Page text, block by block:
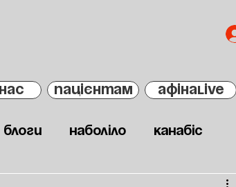
ПАЦІЄНТАМ АфінаLIVE
Блоги Наболіло Канабіс